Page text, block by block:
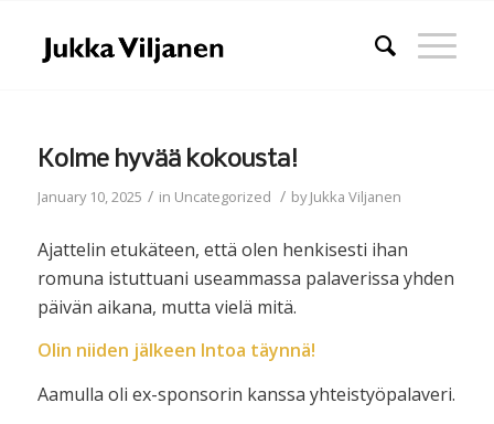
Kolme hyvää kokousta!
January 10, 2025 / in Uncategorized / byJukka Viljanen
Ajattelin etukäteen, että olen henkisesti ihan
romuna istuttuani useammassa palaverissa yhden
päivän aikana, mutta vielä mitä.
Olin niiden jälkeen Intoa täynnä!
Aamulla oli ex-sponsorin kanssa yhteistyöpalaveri.